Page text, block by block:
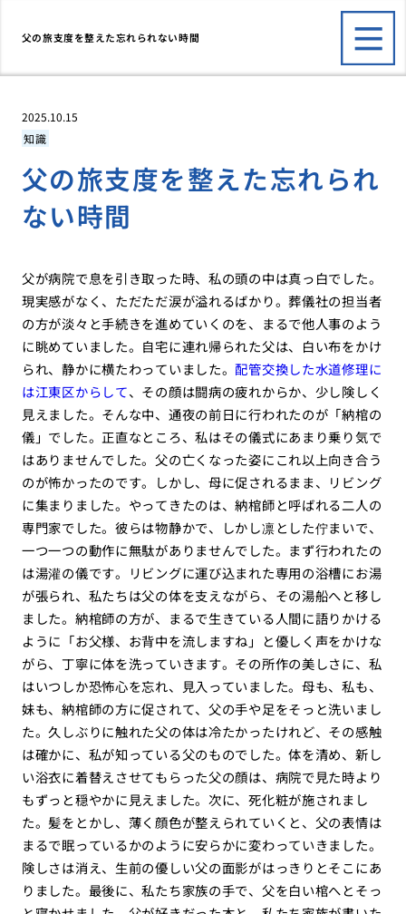
父の旅支度を整えた忘れられない時間
2025.10.15
知識
父の旅支度を整えた忘れられ
ない時間
父が病院で息を引き取った時、私の頭の中は真っ白でした。
現実感がなく、ただただ涙が溢れるばかり。葬儀社の担当者
の方が淡々と手続きを進めていくのを、まるで他人事のよう
に眺めていました。自宅に連れ帰られた父は、白い布をかけ
られ、静かに横たわっていました。 配管交換した水道修理に
は江東区からして、その顔は闘病の疲れからか、少し険しく
見えました。そんな中、通夜の前日に行われたのが「納棺の
儀」でした。正直なところ、私はその儀式にあまり乗り気で
はありませんでした。父の亡くなった姿にこれ以上向き合う
のが怖かったのです。しかし、母に促されるまま、リビング
に集まりました。やってきたのは、納棺師と呼ばれる二人の
専門家でした。彼らは物静かで、しかし凛とした佇まいで、
一つ一つの動作に無駄がありませんでした。まず行われたの
は湯灌の儀です。リビングに運び込まれた専用の浴槽にお湯
が張られ、私たちは父の体を支えながら、その湯船へと移し
ました。納棺師の方が、まるで生きている人間に語りかける
ように「お父様、お背中を流しますね」と優しく声をかけな
がら、丁寧に体を洗っていきます。その所作の美しさに、私
はいつしか恐怖心を忘れ、見入っていました。母も、私も、
妹も、納棺師の方に促されて、父の手や足をそっと洗いまし
た。久しぶりに触れた父の体は冷たかったけれど、その感触
は確かに、私が知っている父のものでした。体を清め、新し
い浴衣に着替えさせてもらった父の顔は、病院で見た時より
もずっと穏やかに見えました。次に、死化粧が施されまし
た。髪をとかし、薄く顔色が整えられていくと、父の表情は
まるで眠っているかのように安らかに変わっていきました。
険しさは消え、生前の優しい父の面影がはっきりとそこにあ
りました。最後に、私たち家族の手で、父を白い棺へとそっ